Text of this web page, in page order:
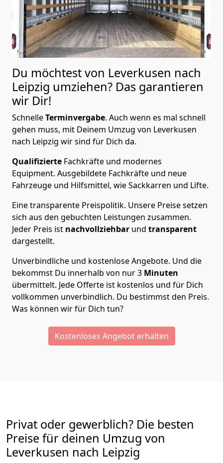
Du möchtest von Leverkusen nach
Leipzig umziehen? Das garantieren
wir Dir!
SchnelleTerminvergabe. Auch wenn es mal schnell
gehen muss, mit Deinem Umzug von Leverkusen
nach Leipzig wir sind für Dich da.
Qualifizierte Fachkräfte und modernes
Equipment. Ausgebildete Fachkräfte und neue
Fahrzeuge und Hilfsmittel, wie Sackkarren und Lifte.
Eine transparente Preispolitik. Unsere Preise setzen
sich aus den gebuchten Leistungen zusammen.
Jeder Preis ist nachvollziehbar und transparent
dargestellt.
Unverbindliche und kostenlose Angebote. Und die
bekommst Du innerhalb von nur3 Minuten
übermittelt. Jede Offerte ist kostenlos und für Dich
vollkommen unverbindlich. Du bestimmst den Preis.
Was können wir für Dich tun?
Kostenloses Angebot erhalten
Privat oder gewerblich? Die besten
Preise für deinen Umzug von
Leverkusen nach Leipzig